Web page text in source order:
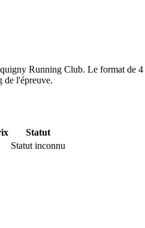
Running Club. Le format de
de l'épreuve.
Statut
Statut inconnu